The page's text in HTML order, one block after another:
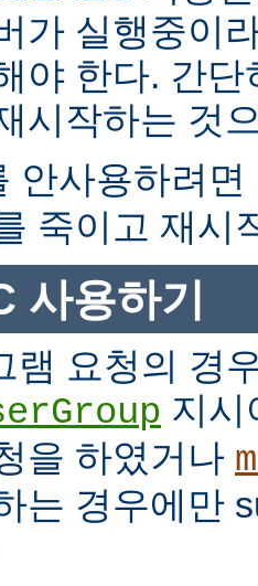
가 실행중이
야 한다. 간
시작하는 것
안사용하려면
죽이고 재시
사용하기
램 요청의 경
지시
을 하였거나
는 경우에만